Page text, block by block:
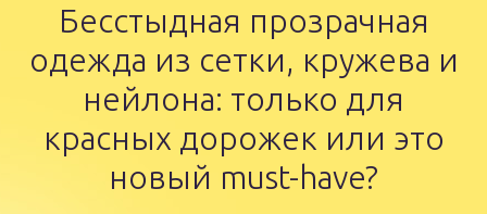
Бесстыдная прозрачная
одежда из сетки, кружева и
нейлона: только для
красных дорожек или это
новый must-have?